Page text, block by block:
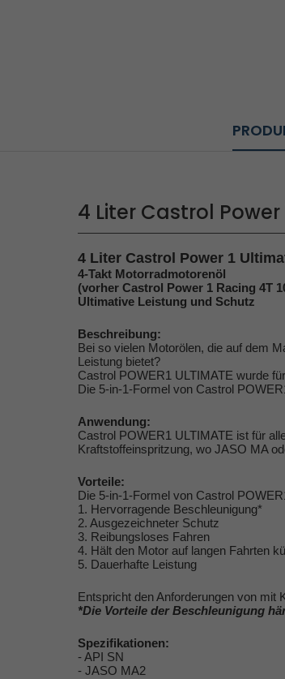
4 Liter Castrol
4 Liter Castrol Power 1
4-Takt Motorradmotorenöl
(vorher Castrol Power 1 Racing 4T
Ultimative Leistung und Schutz
Beschreibung:
Bei so vielen Motorölen, die auf dem
Leistung bietet?
Castrol POWER1 ULTIMATE wurde
Die 5-in-1-Formel von Castrol
Anwendung:
Castrol POWER1 ULTIMATE ist für
Kraftstoffeinspritzung, wo JASO MA
Vorteile:
Die 5-in-1-Formel von Castrol
1. Hervorragende Beschleunigung*
2. Ausgezeichneter Schutz
3. Reibungsloses Fahren
4. Hält den Motor auf langen Fahrten
5. Dauerhafte Leistung
Entspricht den Anforderungen von mit
*Die Vorteile der Beschleunigung
Spezifikationen:
- API SN
- JASO MA2